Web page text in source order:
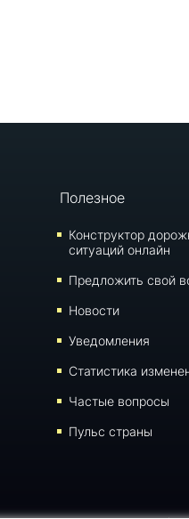
Полезное
Конструктор
ситуаций онлайн
Предложить свой
Новости
Уведомления
Статистика
Частые вопросы
Пульс страны